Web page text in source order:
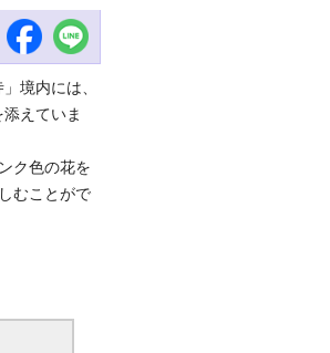
境内には、
えていま
ク色の花を
むことがで